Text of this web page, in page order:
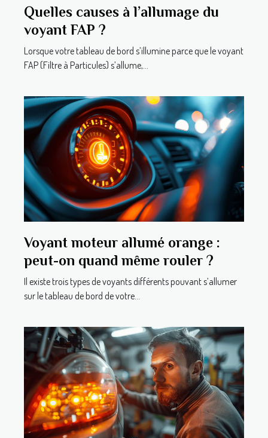
Quelles causes à l’allumage du
voyant FAP ?
Lorsque votre tableau de bord s’illumine parce que le voyant
FAP (Filtre à Particules) s’allume,...
Voyant moteur allumé orange :
peut-on quand même rouler ?
Il existe trois types de voyants différents pouvant s’allumer
sur le tableau de bord de votre...